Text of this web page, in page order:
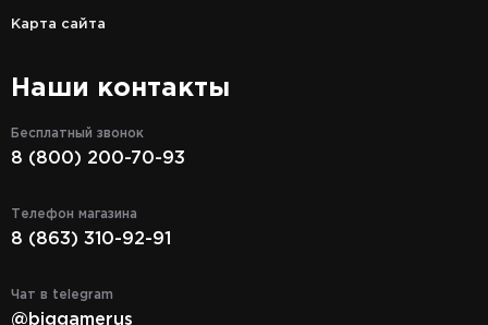
Карта сайта
Наши контакты
Бесплатный звонок
8 (800) 200-70-93
Телефон магазина
8 (863) 310-92-91
Чат в telegram
@biggamerus